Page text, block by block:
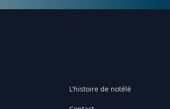
L'histoire de notélé